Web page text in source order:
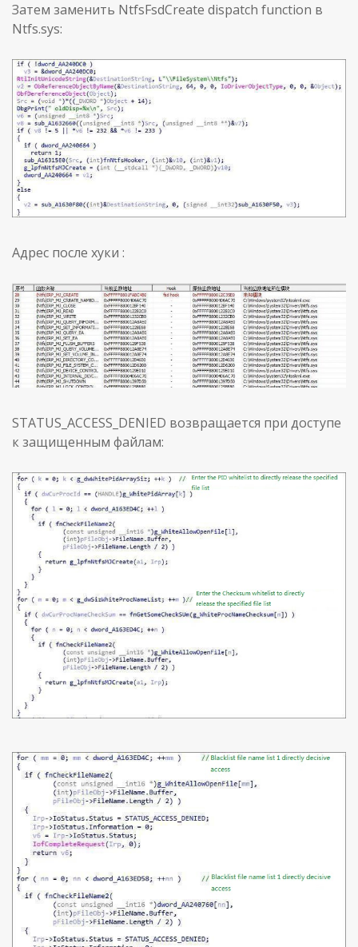
Затем заменить NtfsFsdCreate dispatch function в
Ntfs.sys:
Адрес после хуки :
STATUS_ACCESS_DENIED возвращается при доступе
к защищенным файлам: